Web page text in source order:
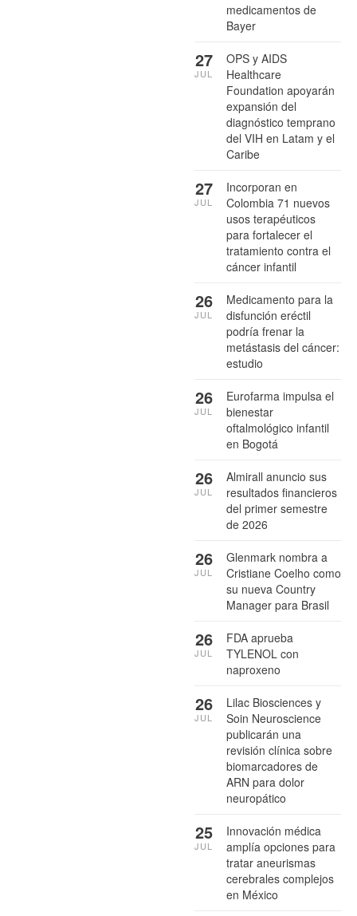
medicamentos de
Bayer
OPS y AIDS
Healthcare
Foundation apoyarán
expansión del
diagnóstico temprano
del VIH en Latam y el
Caribe
27
JUL
Incorporan en
Colombia 71 nuevos
usos terapéuticos
para fortalecer el
tratamiento contra el
cáncer infantil
27
JUL
Medicamento para la
disfunción eréctil
podría frenar la
metástasis del cáncer:
estudio
26
JUL
Eurofarma impulsa el
bienestar
oftalmológico infantil
en Bogotá
26
JUL
Almirall anuncio sus
resultados financieros
del primer semestre
de 2026
26
JUL
Glenmark nombra a
Cristiane Coelho como
su nueva Country
Manager para Brasil
26
JUL
FDA aprueba
TYLENOL con
naproxeno
26
JUL
Lilac Biosciences y
Soin Neuroscience
publicarán una
revisión clínica sobre
biomarcadores de
ARN para dolor
neuropático
26
JUL
Innovación médica
amplía opciones para
tratar aneurismas
cerebrales complejos
en México
25
JUL